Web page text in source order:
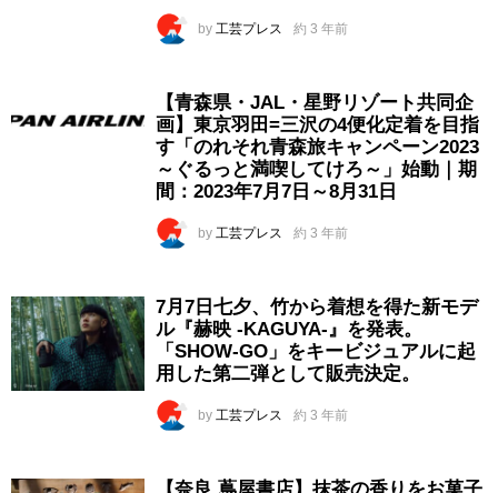
by 工芸プレス 約 3 年前
【青森県・JAL・星野リゾート共同企
画】東京羽田=三沢の4便化定着を目指
す「のれそれ青森旅キャンペーン2023
～ぐるっと満喫してけろ～」始動｜期
間：2023年7月7日～8月31日
by 工芸プレス 約 3 年前
7月7日七夕、竹から着想を得た新モデ
ル『赫映 -KAGUYA-』を発表。
「SHOW-GO」をキービジュアルに起
用した第二弾として販売決定。
by 工芸プレス 約 3 年前